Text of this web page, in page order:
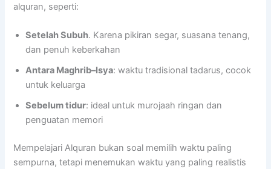
alquran, seperti:
Setelah Subuh. Karena pikiran segar, suasana tenang,
dan penuh keberkahan
Antara Maghrib–Isya: waktu tradisional tadarus, cocok
untuk keluarga
Sebelum tidur: ideal untuk murojaah ringan dan
penguatan memori
Mempelajari Alquran bukan soal memilih waktu paling
sempurna, tetapi menemukan waktu yang paling realistis